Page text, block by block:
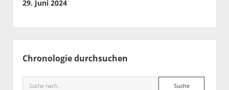
29. Juni 2024
Chronologie durchsuchen
Suche